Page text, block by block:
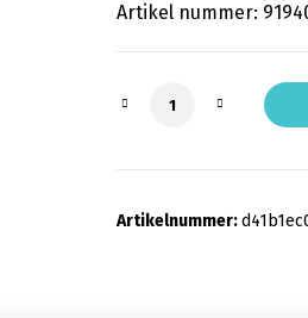
Artikel nummer:
Folieballon 40
Artikelnummer: